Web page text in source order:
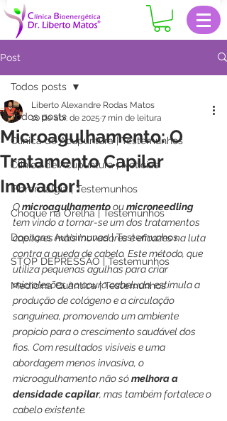
Post
Todos posts
Clinica de Acupuntura | Testemunhos
Clinica de Acupuntura | Notícias
Fibromialgia | Testemunhos
Choque na Orelha | Testemunhos
Doenças Autoimunes | Testemunhos
STOP DEPRESSÃO | Testemunhos
Medicina Quântica | Testemunhos
Todos posts
Microagulhamento: O
Tratamento Capilar
Inovador!
Liberto Alexandre Rodas Matos
10 de abr. de 2025 7 min de leitura
O microagulhamento ou microneedling
tem vindo a tornar-se um dos tratamentos
capilares mais inovadores e eficazes na luta
contra a queda de cabelo. Este método, que
utiliza pequenas agulhas para criar
microlesões no couro cabeludo, estimula a
produção de colágeno e a circulação
sanguínea, promovendo um ambiente
propício para o crescimento saudável dos
fios. Com resultados visíveis e uma
abordagem menos invasiva, o
microagulhamento não só melhora a
densidade capilar, mas também fortalece o
cabelo existente.